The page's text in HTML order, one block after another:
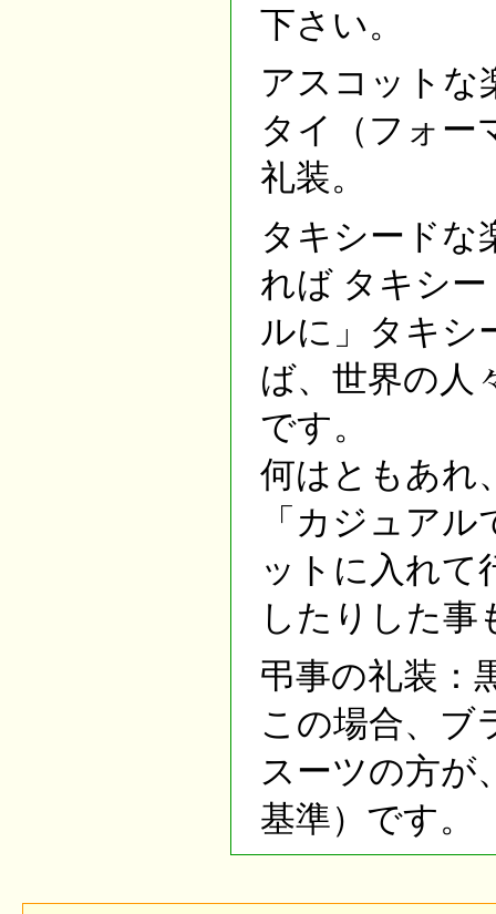
下さい。
アスコットな
タイ（フォー
礼装。
タキシードな
れば タキシ
ルに」タキシ
ば、世界の人
です。
何はともあれ
「カジュア
ットに入れて
したりした事
弔事の礼装：
この場合、ブ
スーツの方が
基準）です。